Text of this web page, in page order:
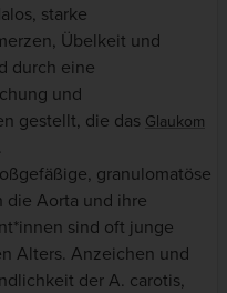
starke
Übelkeit und
durch eine
und
gestellt, die das Glaukom
granulomatöse
die Aorta und ihre
sind oft junge
Alters. Anzeichen und
der A. carotis,